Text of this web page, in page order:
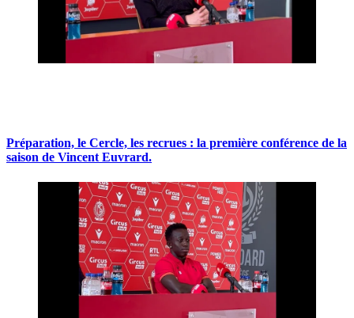
Préparation, le Cercle, les recrues : la première conférence de la
saison de Vincent Euvrard.